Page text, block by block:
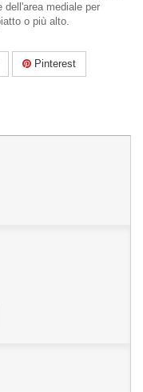
dell'area mediale per
o più alto.
Pinterest